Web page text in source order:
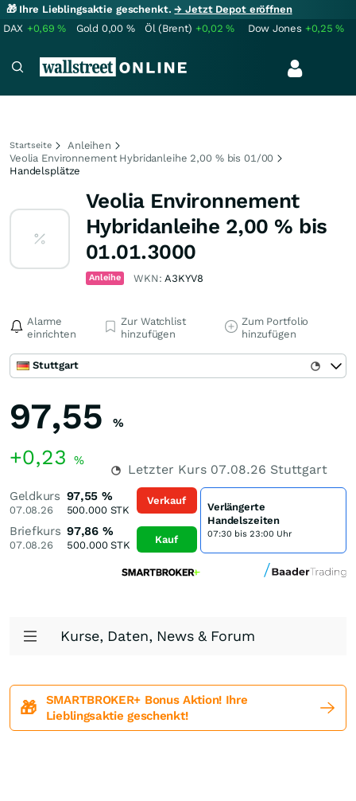
🎁 Ihre Lieblingsaktie geschenkt.→ Jetzt Depot eröffnen
DAX +0,69% Gold 0,00 % Öl (Brent) +0,02% Dow Jones +0,25%
Startseite
Anleihen
Veolia Environnement Hybridanleihe 2,00 % bis 01/00
Handelsplätze
Veolia Environnement
Hybridanleihe 2,00 % bis
01.01.3000
Anleihe WKN:A3KYV8
Alarme
einrichten
Zur Watchlist
hinzufügen
Zum Portfolio
hinzufügen
Stuttgart
97,55 %
+0,23 %
Letzter Kurs 07.08.26 Stuttgart
Geldkurs
07.08.26
97,55 %
500.000STK
Briefkurs
07.08.26
97,86 %
500.000STK
Verkauf
Kauf
Verlängerte
Handelszeiten
07:30 bis 23:00 Uhr
Kurse, Daten, News & Forum
🎁
SMARTBROKER+ Bonus Aktion! Ihre
Lieblingsaktie geschenkt!